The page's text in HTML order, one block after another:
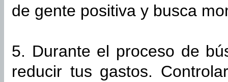
de gente positiva y busca
5. Durante el proceso de
reducir tus gastos.